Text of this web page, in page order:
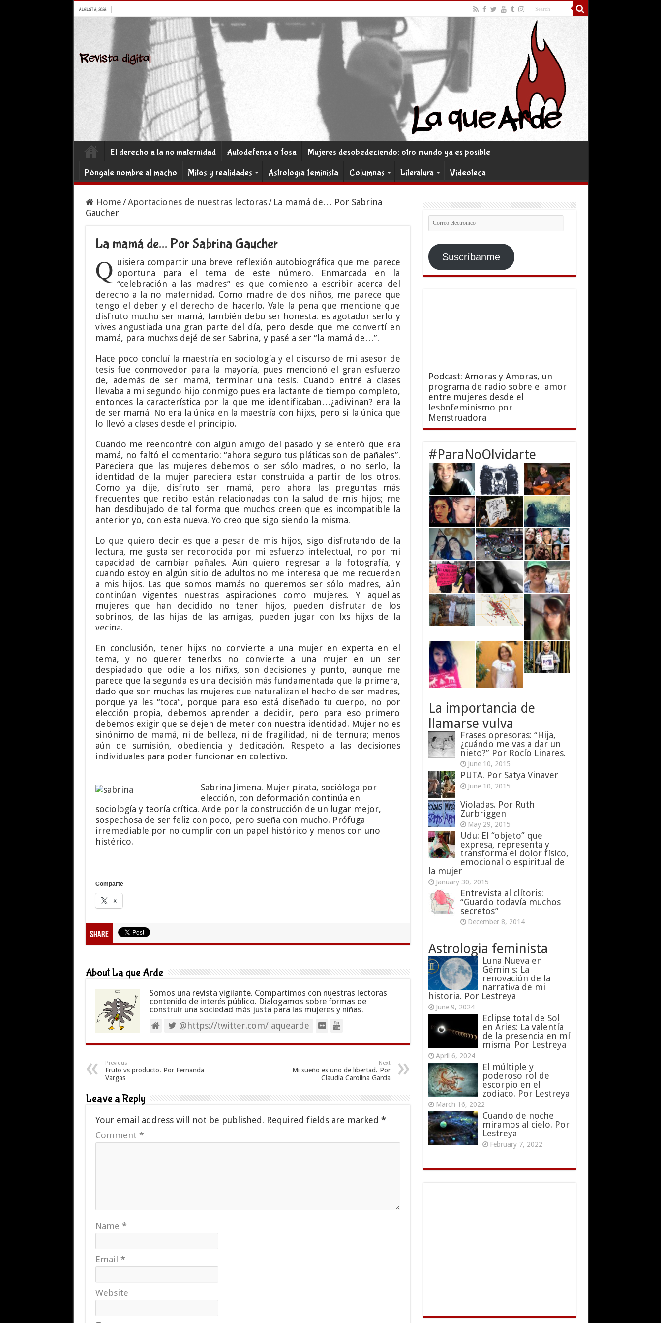
AUGUST 6, 2026
El derecho a la no maternidad Autodefensa o fosa
Mujeres desobedeciendo: otro mundo ya es posible
Póngale nombre al macho
Mitos y realidades Astrología feminista Columnas Literatura Videoteca
Home/Aportaciones de nuestras lectoras/ La mamá de… Por Sabrina
Gaucher
La mamá de… Por Sabrina Gaucher
Q uisiera compartir una breve reflexión autobiográfica que me parece
oportuna para el tema de este número. Enmarcada en la
“celebración a las madres” es que comienzo a escribir acerca del
derecho a la no maternidad. Como madre de dos niños, me parece que
tengo el deber y el derecho de hacerlo. Vale la pena que mencione que
disfruto mucho ser mamá, también debo ser honesta: es agotador serlo y
vives angustiada una gran parte del día, pero desde que me convertí en
mamá, para muchxs dejé de ser Sabrina, y pasé a ser “la mamá de…”.
Hace poco concluí la maestría en sociología y el discurso de mi asesor de
tesis fue conmovedor para la mayoría, pues mencionó el gran esfuerzo
de, además de ser mamá, terminar una tesis. Cuando entré a clases
llevaba a mi segundo hijo conmigo pues era lactante de tiempo completo,
entonces la característica por la que me identificaban…¿adivinan? era la
de ser mamá. No era la única en la maestría con hijxs, pero si la única que
lo llevó a clases desde el principio.
Cuando me reencontré con algún amigo del pasado y se enteró que era
mamá, no faltó el comentario: “ahora seguro tus pláticas son de pañales”.
Pareciera que las mujeres debemos o ser sólo madres, o no serlo, la
identidad de la mujer pareciera estar construida a partir de los otros.
Como ya dije, disfruto ser mamá, pero ahora las preguntas más
frecuentes que recibo están relacionadas con la salud de mis hijos; me
han desdibujado de tal forma que muchos creen que es incompatible la
anterior yo, con esta nueva. Yo creo que sigo siendo la misma.
Lo que quiero decir es que a pesar de mis hijos, sigo disfrutando de la
lectura, me gusta ser reconocida por mi esfuerzo intelectual, no por mi
capacidad de cambiar pañales. Aún quiero regresar a la fotografía, y
cuando estoy en algún sitio de adultos no me interesa que me recuerden
a mis hijos. Las que somos mamás no queremos ser sólo madres, aún
continúan vigentes nuestras aspiraciones como mujeres. Y aquellas
mujeres que han decidido no tener hijos, pueden disfrutar de los
sobrinos, de las hijas de las amigas, pueden jugar con lxs hijxs de la
vecina.
En conclusión, tener hijxs no convierte a una mujer en experta en el
tema, y no querer tenerlxs no convierte a una mujer en un ser
despiadado que odie a los niñxs, son decisiones y punto, aunque me
parece que la segunda es una decisión más fundamentada que la primera,
dado que son muchas las mujeres que naturalizan el hecho de ser madres,
porque ya les “toca”, porque para eso está diseñado tu cuerpo, no por
elección propia, debemos aprender a decidir, pero para eso primero
debemos exigir que se dejen de meter con nuestra identidad. Mujer no es
sinónimo de mamá, ni de belleza, ni de fragilidad, ni de ternura; menos
aún de sumisión, obediencia y dedicación. Respeto a las decisiones
individuales para poder funcionar en colectivo.
Sabrina Jimena. Mujer pirata, socióloga por
elección, con deformación continúa en
sociología y teoría crítica. Arde por la construcción de un lugar mejor,
sospechosa de ser feliz con poco, pero sueña con mucho. Prófuga
irremediable por no cumplir con un papel histórico y menos con uno
histérico.
Comparte
X
Share
About La que Arde
Somos una revista vigilante. Compartimos con nuestras lectoras
contenido de interés público. Dialogamos sobre formas de
construir una sociedad más justa para las mujeres y niñas.
@https://twitter.com/laquearde
Previous
Fruto vs producto. Por Fernanda
Vargas
Next
Mi sueño es uno de libertad. Por
Claudia Carolina García
Leave a Reply
Your email address will not be published. Required fields are marked *
Comment *
Name *
Email *
Website
Correo
electrónico
Suscríbanme
Podcast: Amoras y Amoras, un
programa de radio sobre el amor
entre mujeres desde el
lesbofeminismo por
Menstruadora
#ParaNoOlvidarte
La importancia de
llamarse vulva
Frases opresoras: “Hija,
¿cuándo me vas a dar un
nieto?” Por Rocío Linares.
June 10, 2015
PUTA. Por Satya Vinaver
June 10, 2015
Violadas. Por Ruth
Zurbriggen
May 29, 2015
Udu: El “objeto” que
expresa, representa y
transforma el dolor físico,
emocional o espiritual de
la mujer
January 30, 2015
Entrevista al clítoris:
“Guardo todavía muchos
secretos”
December 8, 2014
Astrologia feminista
Luna Nueva en
Géminis: La
renovación de la
narrativa de mi
historia. Por Lestreya
June 9, 2024
Eclipse total de Sol
en Aries: La valentía
de la presencia en mí
misma. Por Lestreya
April 6, 2024
El múltiple y
poderoso rol de
escorpio en el
zodiaco. Por Lestreya
March 16, 2022
Cuando de noche
miramos al cielo. Por
Lestreya
February 7, 2022